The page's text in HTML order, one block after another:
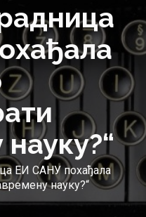
ЕИ САНУ похађала
науку?“